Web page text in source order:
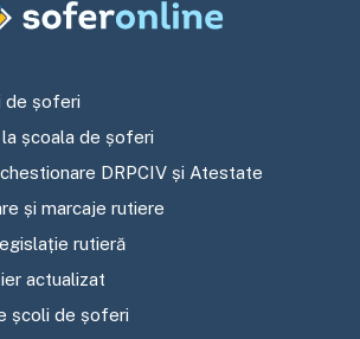
de șoferi
școala de șoferi
DRPCIV și Atestate
și marcaje rutiere
rutieră
actualizat
școli de șoferi